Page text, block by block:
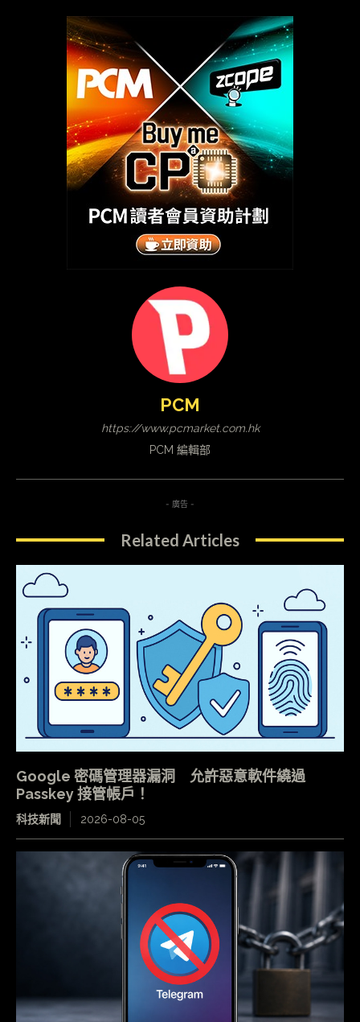
PCM
https://www.pcmarket.com.hk
PCM 編輯部
- 廣告 -
Related Articles
Google 密碼管理器漏洞 允許惡意軟件繞過
Passkey 接管帳戶！
科技新聞 2026-08-05